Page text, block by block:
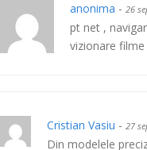
anonima - 26
pt net ,
vizionare
Cristian Vasiu - 27
Din modelele